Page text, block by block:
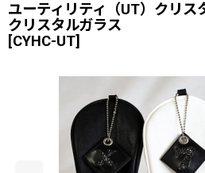
ユーティリティ（UT）クリ
クリスタルガラス
[CYHC-UT]